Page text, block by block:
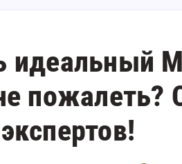
идеальный
пожалеть?